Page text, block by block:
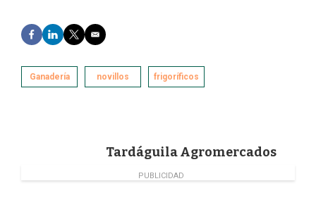
F
a
e
b
L
i
k
e
T
w
t
E
m
l
Ganadería novillos frigoríficos
Tardáguila Agromercados
PUBLICIDAD